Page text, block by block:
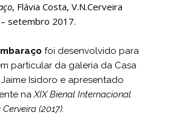
, Flávia Costa, V.N.Cerveira
setembro 2017.
foi desenvolvido para
particular da galeria da Casa
Isidoro e apresentado
naXIX Bienal Internacional
(2017).